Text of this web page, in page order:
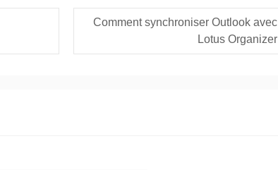
Comment synchroniser Outlook avec
Lotus Organizer